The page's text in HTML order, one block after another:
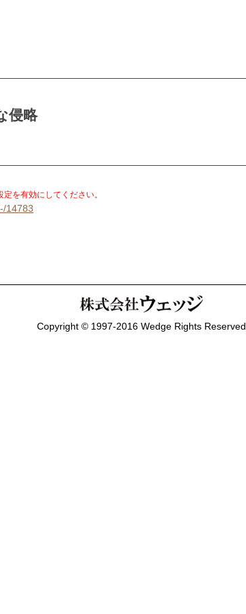
侵略
を有効にしてください。
14783
Copyright © 1997-2016 Wedge Rights Reserved